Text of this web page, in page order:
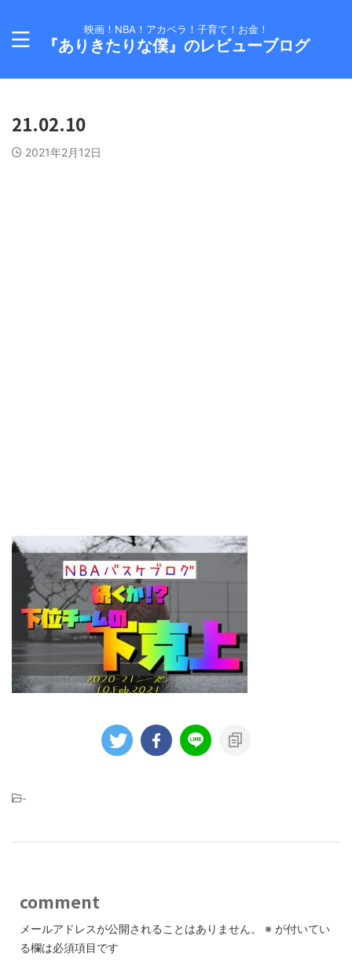
映画！NBA！アカペラ！子育て！お金！
『ありきたりな僕』のレビューブログ
21.02.10
2021年2月12日
-
comment
メールアドレスが公開されることはありません。 ※ が付いてい
る欄は必須項目です